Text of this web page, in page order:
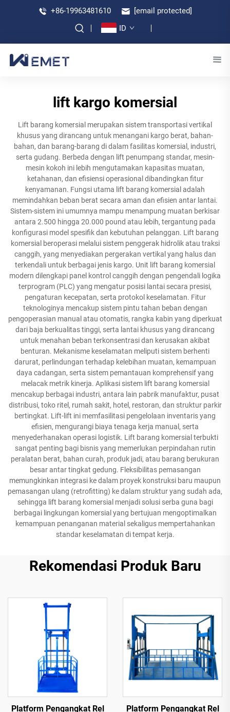
+86-19963481610
[email protected]
ID
lift kargo komersial
Lift barang komersial merupakan sistem transportasi vertikal
khusus yang dirancang untuk menangani kargo berat, bahan-
bahan, dan barang-barang di dalam fasilitas komersial, industri,
serta gudang. Berbeda dengan lift penumpang standar, mesin-
mesin kokoh ini lebih mengutamakan kapasitas muatan,
ketahanan, dan efisiensi operasional dibandingkan fitur
kenyamanan. Fungsi utama lift barang komersial adalah
memindahkan beban berat secara aman dan efisien antar lantai.
Sistem-sistem ini umumnya mampu menampung muatan berkisar
antara 2.500 hingga 20.000 pound atau lebih, tergantung pada
konfigurasi model spesifik dan kebutuhan pelanggan. Lift barang
komersial beroperasi melalui sistem penggerak hidrolik atau traksi
canggih, yang menyediakan pergerakan vertikal yang halus dan
terkendali untuk berbagai jenis kargo. Unit lift barang komersial
modern dilengkapi panel kontrol canggih dengan pengendali logika
terprogram (PLC) yang mengatur posisi lantai secara presisi,
pengaturan kecepatan, serta protokol keselamatan. Fitur
teknologinya mencakup sistem pintu tahan beban dengan
pengoperasian manual atau otomatis, rangka kabin yang diperkuat
dari baja berkualitas tinggi, serta lantai khusus yang dirancang
untuk menahan beban terkonsentrasi dan kerusakan akibat
benturan. Mekanisme keselamatan meliputi sistem berhenti
darurat, perlindungan terhadap kelebihan muatan, kemampuan
daya cadangan, serta sistem pemantauan komprehensif yang
melacak metrik kinerja. Aplikasi sistem lift barang komersial
mencakup berbagai industri, antara lain pabrik manufaktur, pusat
distribusi, toko ritel, rumah sakit, hotel, restoran, dan struktur parkir
bertingkat. Lift-lift ini memfasilitasi pengelolaan inventaris yang
efisien, mengurangi biaya tenaga kerja manual, serta
menyederhanakan operasi logistik. Lift barang komersial terbukti
sangat penting bagi bisnis yang memerlukan perpindahan rutin
peralatan berat, bahan curah, produk jadi, atau barang berukuran
besar antar tingkat gedung. Fleksibilitas pemasangan
memungkinkan integrasi ke dalam proyek konstruksi baru maupun
pemasangan ulang (retrofitting) ke dalam struktur yang sudah ada,
sehingga lift barang komersial menjadi solusi serba guna bagi
berbagai lingkungan komersial yang bertujuan mengoptimalkan
kemampuan penanganan material sekaligus mempertahankan
standar keselamatan di tempat kerja.
Rekomendasi Produk Baru
Platform Pengangkat Rel
Platform Pengangkat Rel